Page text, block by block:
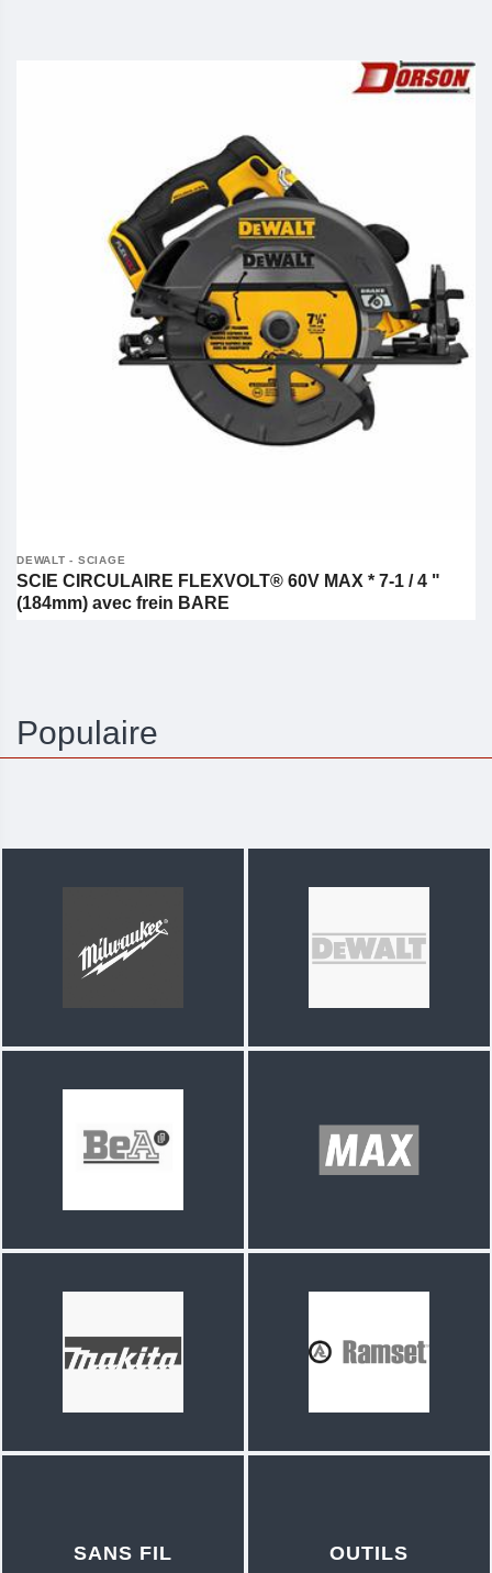
DEWALT - SCIAGE
SCIE CIRCULAIRE FLEXVOLT® 60V MAX * 7-1 / 4 "
(184mm) avec frein BARE
Populaire
SANS FIL OUTILS